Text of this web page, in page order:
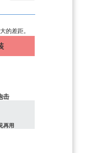
的差距。
击
再用